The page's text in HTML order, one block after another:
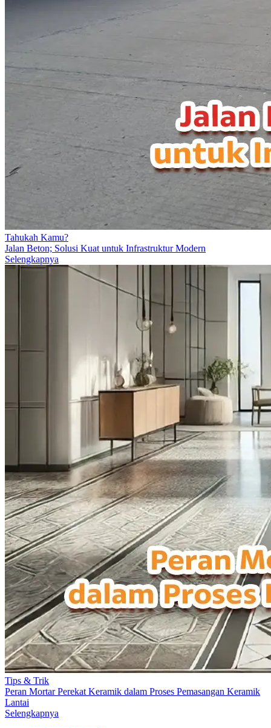
Tahukah Kamu?
Jalan Beton; Solusi Kuat untuk Infrastruktur Modern
Selengkapnya
Tips & Trik
Peran Mortar Perekat Keramik dalam Proses Pemasangan Keramik
Lantai
Selengkapnya